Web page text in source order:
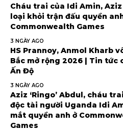
Cháu trai của Idi Amin,
loại khỏi trận đấu quyền
Commonwealth Games
3 NGÀY AGO
HS Prannoy, Anmol Kharb
Bắc mở rộng 2026 | Tin tức
Ấn Độ
3 NGÀY AGO
Aziz ‘Ringo’ Abdul, cháu
độc tài người Uganda Idi
mắt quyền anh ở
Games